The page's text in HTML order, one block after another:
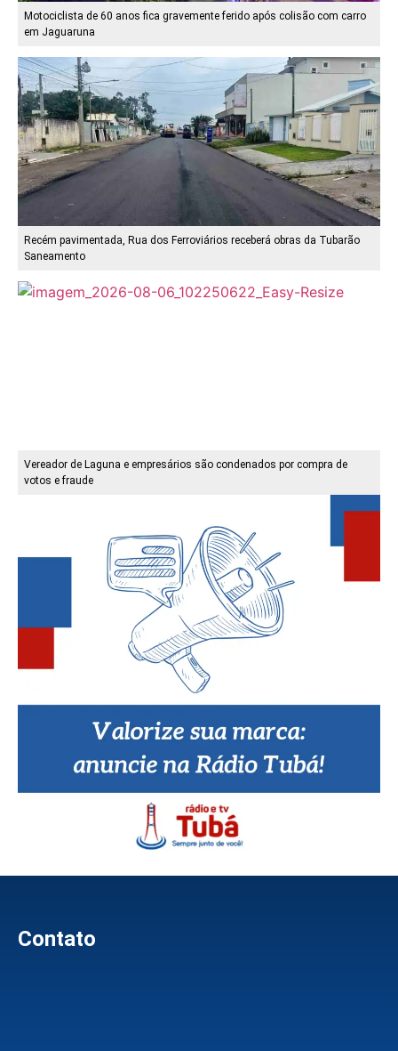
Motociclista de 60 anos fica gravemente ferido após colisão com carro
em Jaguaruna
Recém pavimentada, Rua dos Ferroviários receberá obras da Tubarão
Saneamento
Vereador de Laguna e empresários são condenados por compra de
votos e fraude
Contato